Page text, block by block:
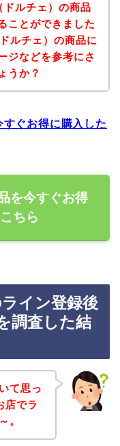
ルチェ）の商品
ことができました
ルチェ）の商品に
ジなどを参考にさ
うか？
ぐお得に購入した
を今すぐお得
ちら
イン登録後
調査した結
て思っ
店でラ
。